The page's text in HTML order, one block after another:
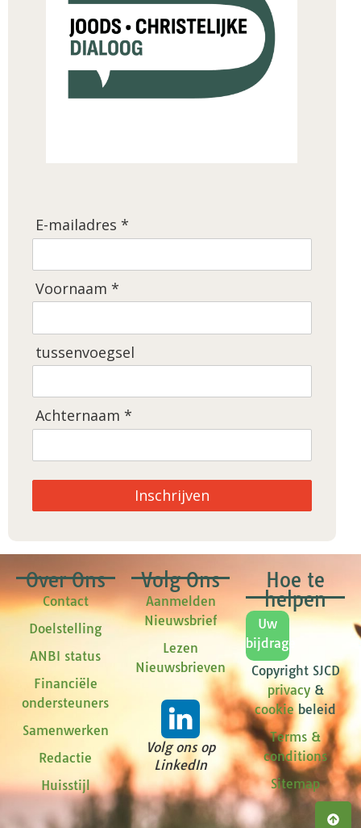
E-mailadres *
Voornaam *
tussenvoegsel
Achternaam *
Inschrijven
Over Ons
Contact
Doelstelling
ANBI status
Financiële
ondersteuners
Samenwerken
Redactie
Huisstijl
Volg Ons
Aanmelden
Nieuwsbrief
Lezen
Nieuwsbrieven
Volg ons op
LinkedIn
Hoe te
helpen
Uw
bijdrage
Copyright SJCD
privacy&
cookie beleid
Terms &
conditions
Sitemap